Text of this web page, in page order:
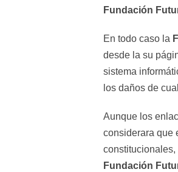
Fundación
En todo caso la
desde la su
sistema
los daños de
Aunque los
considerara que
Fundación